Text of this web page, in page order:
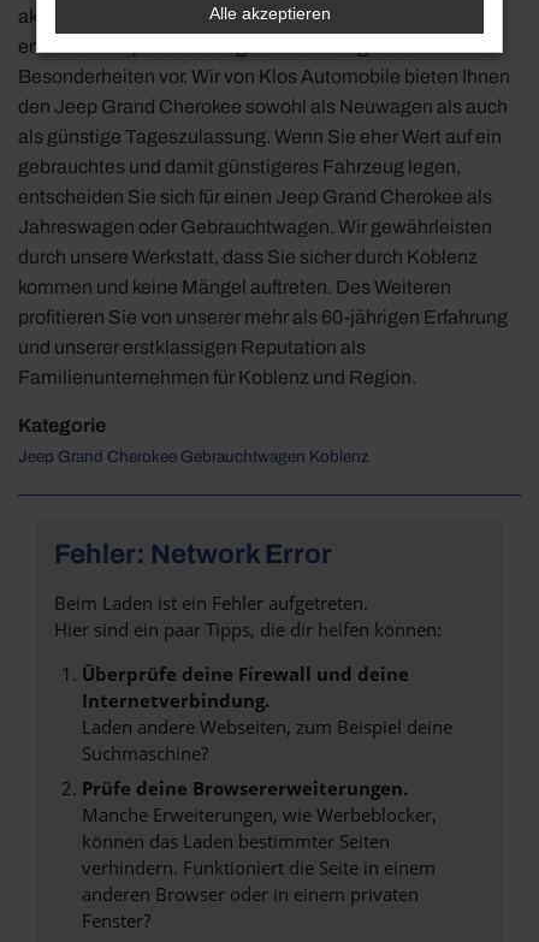
aktuellen Generation unterstreicht der Hersteller seinen
enormen Anspruch und legt ein Fahrzeug voller
Besonderheiten vor. Wir von Klos Automobile bieten Ihnen
den Jeep Grand Cherokee sowohl als Neuwagen als auch
als günstige Tageszulassung. Wenn Sie eher Wert auf ein
gebrauchtes und damit günstigeres Fahrzeug legen,
entscheiden Sie sich für einen Jeep Grand Cherokee als
Jahreswagen oder Gebrauchtwagen. Wir gewährleisten
durch unsere Werkstatt, dass Sie sicher durch Koblenz
kommen und keine Mängel auftreten. Des Weiteren
profitieren Sie von unserer mehr als 60-jährigen Erfahrung
und unserer erstklassigen Reputation als
Familienunternehmen für Koblenz und Region.
Kategorie
Jeep Grand Cherokee Gebrauchtwagen Koblenz
Fehler: Network Error
Beim Laden ist ein Fehler aufgetreten.
Hier sind ein paar Tipps, die dir helfen können:
Überprüfe deine Firewall und deine
Internetverbindung.
Laden andere Webseiten, zum Beispiel deine
Suchmaschine?
Prüfe deine Browsererweiterungen.
Manche Erweiterungen, wie Werbeblocker,
können das Laden bestimmter Seiten
verhindern. Funktioniert die Seite in einem
anderen Browser oder in einem privaten
Fenster?
Alle akzeptieren